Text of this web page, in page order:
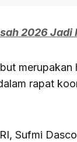
2026 Jadi
merupakan
rapat
Sufmi